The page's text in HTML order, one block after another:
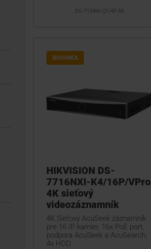
DS-7104NI-Q1/4P/M
NOVINKA
HIKVISION DS-
7716NXI-K4/16P/VPro
4K sieťový
videozáznamník
4K Sieťový AcuSeek záznamník
pre 16 IP kamier, 16x PoE port,
podpora AcuSeek a AcuSearch,
4x HDD